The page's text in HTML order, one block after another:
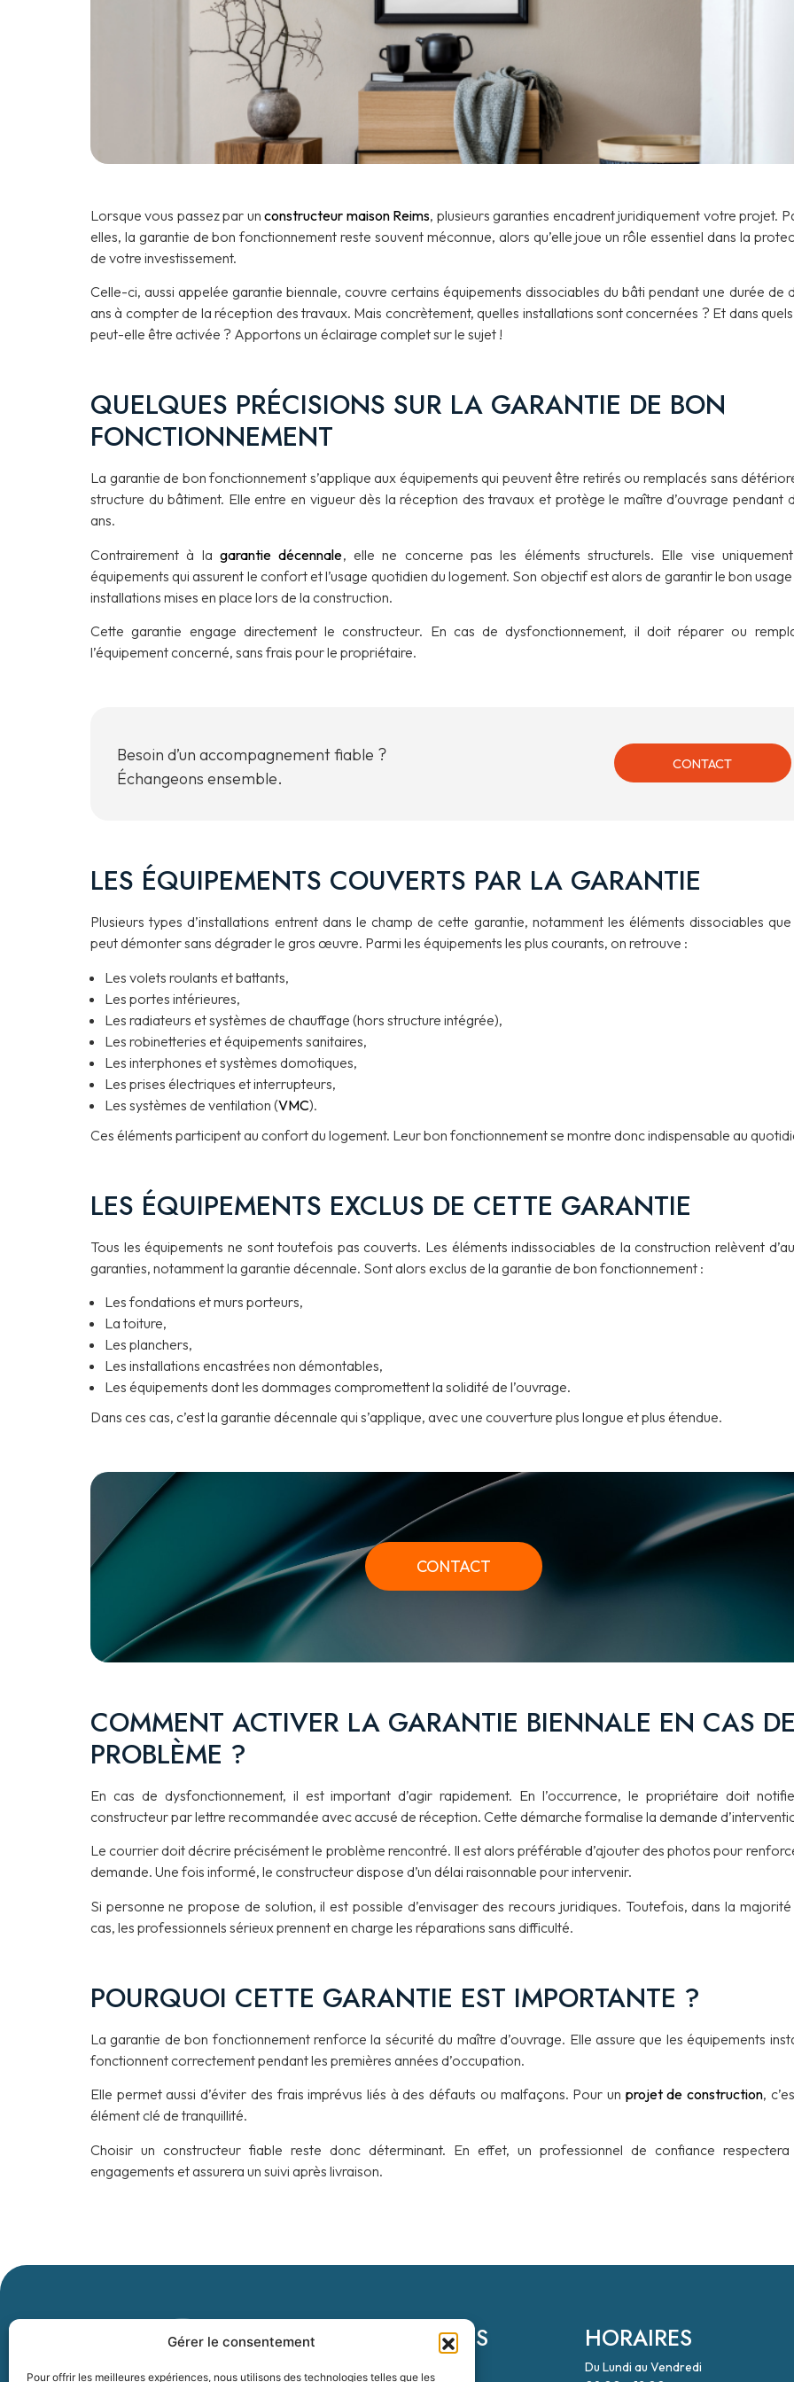
Gérer le consentement
Pour offrir les meilleures expériences, nous utilisons des technologies telles que les
Lorsque vous passez par unconstructeur maison Reims, plusieurs garanties encadrent juridiquement votre projet.
elles, la garantie de bon fonctionnement reste souvent méconnue, alors qu’elle joue un rôle essentiel dans la
de votre investissement.
Celle-ci, aussi appelée garantie biennale, couvre certains équipements dissociables du bâti pendant une durée de
ans à compter de la réception des travaux. Mais concrètement, quelles installations sont concernées ? Et dans
peut-elle être activée ? Apportons un éclairage complet sur le sujet !
QUELQUES PRÉCISIONS SUR LA GARANTIE DE BON
FONCTIONNEMENT
La garantie de bon fonctionnement s’applique aux équipements qui peuvent être retirés ou remplacés sans
structure du bâtiment. Elle entre en vigueur dès la réception des travaux et protège le maître d’ouvrage pendant
ans.
Contrairement à lagarantie décennale, elle ne concerne pas les éléments structurels. Elle vise
équipements qui assurent le confort et l’usage quotidien du logement. Son objectif est alors de garantir le bon
installations mises en place lors de la construction.
Cette garantie engage directement le constructeur. En cas de dysfonctionnement, il doit réparer ou
l’équipement concerné, sans frais pour le propriétaire.
Besoin d’un accompagnement fiable ?
Échangeons ensemble.
CONTACT
LES ÉQUIPEMENTS COUVERTS PAR LA GARANTIE
Plusieurs types d’installations entrent dans le champ de cette garantie, notamment les éléments dissociables que
peut démonter sans dégrader le gros œuvre. Parmi les équipements les plus courants, on retrouve :
Les volets roulants et battants,
Les portes intérieures,
Les radiateurs et systèmes de chauffage (hors structure intégrée),
Les robinetteries et équipements sanitaires,
Les interphones et systèmes domotiques,
Les prises électriques et interrupteurs,
Les systèmes de ventilation (VMC).
Ces éléments participent au confort du logement. Leur bon fonctionnement se montre donc indispensable au
LES ÉQUIPEMENTS EXCLUS DE CETTE GARANTIE
Tous les équipements ne sont toutefois pas couverts. Les éléments indissociables de la construction relèvent
garanties, notamment la garantie décennale. Sont alors exclus de la garantie de bon fonctionnement :
Les fondations et murs porteurs,
La toiture,
Les planchers,
Les installations encastrées non démontables,
Les équipements dont les dommages compromettent la solidité de l’ouvrage.
Dans ces cas, c’est la garantie décennale qui s’applique, avec une couverture plus longue et plus étendue.
CONTACT
COMMENT ACTIVER LA GARANTIE BIENNALE EN CAS
PROBLÈME ?
En cas de dysfonctionnement, il est important d’agir rapidement. En l’occurrence, le propriétaire doit
constructeur par lettre recommandée avec accusé de réception. Cette démarche formalise la demande
Le courrier doit décrire précisément le problème rencontré. Il est alors préférable d’ajouter des photos pour
demande. Une fois informé, le constructeur dispose d’un délai raisonnable pour intervenir.
Si personne ne propose de solution, il est possible d’envisager des recours juridiques. Toutefois, dans la
cas, les professionnels sérieux prennent en charge les réparations sans difficulté.
POURQUOI CETTE GARANTIE EST IMPORTANTE ?
La garantie de bon fonctionnement renforce la sécurité du maître d’ouvrage. Elle assure que les équipements
fonctionnent correctement pendant les premières années d’occupation.
Elle permet aussi d’éviter des frais imprévus liés à des défauts ou malfaçons. Pour un projet de construction,
élément clé de tranquillité.
Choisir un constructeur fiable reste donc déterminant. En effet, un professionnel de confiance respectera
engagements et assurera un suivi après livraison.
COORDONNÉES HORAIRES
Du Lundi au Vendredi